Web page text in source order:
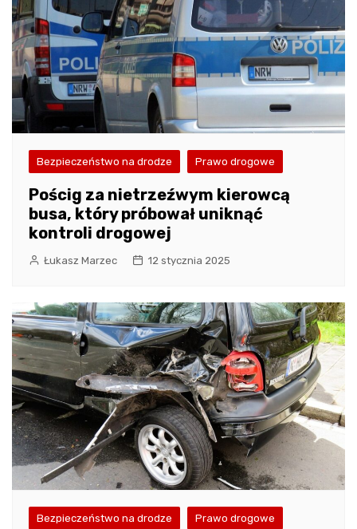
Bezpieczeństwo na drodze Prawo drogowe
Pościg za nietrzeźwym kierowcą
busa, który próbował uniknąć
kontroli drogowej
Łukasz Marzec 12 stycznia 2025
Bezpieczeństwo na drodze Prawo drogowe